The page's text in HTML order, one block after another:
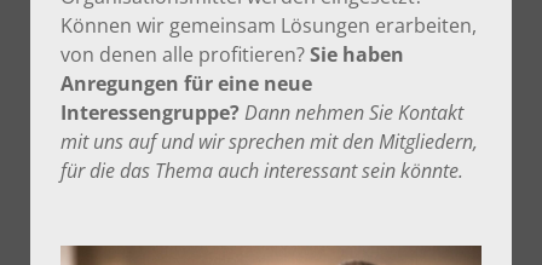
Können wir gemeinsam Lösungen erarbeiten,
von denen alle profitieren?Sie haben
Anregungen für eine neue
Interessengruppe? Dann nehmen Sie Kontakt
mit uns auf und wir sprechen mit den Mitgliedern,
für die das Thema auch interessant sein könnte.